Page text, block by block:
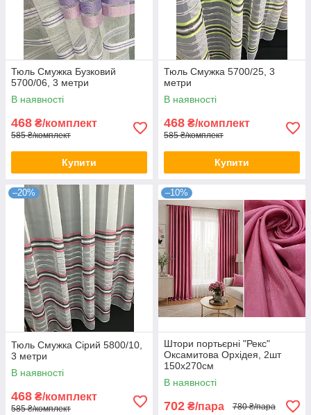
Тюль Смужка Бузковий
5700/06, 3 метри
В наявності
468 ₴/комплект
585 ₴/комплект
Купити
Тюль Смужка 5700/25, 3
метри
В наявності
468 ₴/комплект
585 ₴/комплект
Купити
–20%
Тюль Смужка Сірий 5800/10,
3 метри
В наявності
468 ₴/комплект
585 ₴/комплект
–10%
Штори портьєрні "Рекс"
Оксамитова Орхідея, 2шт
150х270см
В наявності
702 ₴/пара 780 ₴/пара